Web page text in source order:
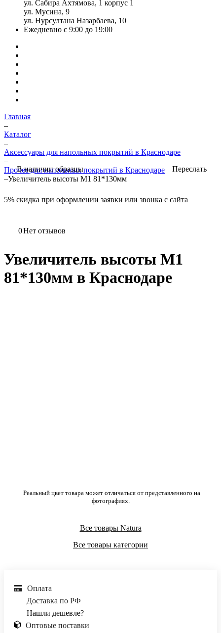
ул. Сабира Ахтямова, 1 корпус 1
ул. Мусина, 9
ул. Нурсултана Назарбаева, 10
Ежедневно с 9:00 до 19:00
Главная
–
Каталог
–
Аксессуары для напольных покрытий в Краснодаре
–
Прочее для напольных покрытий в Краснодаре
–Увеличитель высоты M1 81*130мм
5% скидка при оформлении заявки или звонка с сайта
0Нет отзывов
Увеличитель высоты M1
81*130мм в Краснодаре
Реальный цвет товара может отличаться от представленного на
фотографиях.
Все товары Natura
Все товары категории
Оплата
Доставка по РФ
Нашли дешевле?
Оптовые поставки
В наличии образцы Переслать